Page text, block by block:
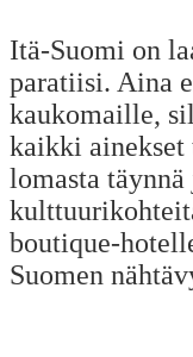
Itä-Suomi on
paratiisi. Aina
kaukomaille,
kaikki ainekset
lomasta
boutique-
Suomen